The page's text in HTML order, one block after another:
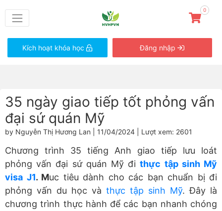
0
Kích hoạt khóa học Đăng nhập
35 ngày giao tiếp tốt phỏng vấn
đại sứ quán Mỹ
by Nguyễn Thị Hương Lan | 11/04/2024 | Lượt xem: 2601
Chương trình 35 tiếng Anh giao tiếp lưu loát
phỏng vấn đại sứ quán Mỹ đithực tập sinh Mỹ
visa J1. Muc tiêu dành cho các bạn chuẩn bị đi
phỏng vấn du học và thực tập sinh Mỹ. Đây là
chương trình thực hành để các bạn nhanh chóng